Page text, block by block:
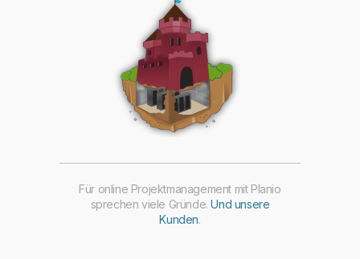
Für online Projektmanagement mit Planio
sprechen viele Gründe.Und unsere
Kunden.